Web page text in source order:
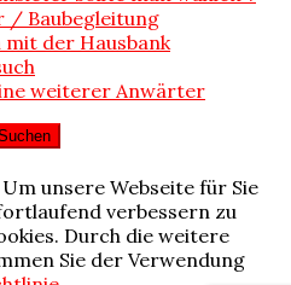
/ Baubegleitung
mit der Hausbank
weiterer Anwärter
unsere Webseite für Sie
verbessern zu
Durch die weitere
Sie der Verwendung